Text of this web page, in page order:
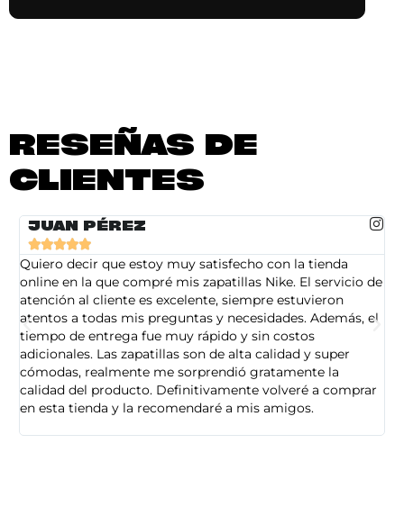
RESEÑAS DE
CLIENTES
JUAN PÉREZ

Quiero decir que estoy muy satisfecho con la tienda
online en la que compré mis zapatillas Nike. El servicio de
atención al cliente es excelente, siempre estuvieron
atentos a todas mis preguntas y necesidades. Además, el
tiempo de entrega fue muy rápido y sin costos
adicionales. Las zapatillas son de alta calidad y super
cómodas, realmente me sorprendió gratamente la
calidad del producto. Definitivamente volveré a comprar
en esta tienda y la recomendaré a mis amigos.